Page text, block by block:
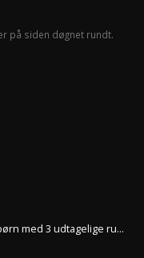
på siden døgnet rundt.
Noui Noui madkasse til børn med 3 udtagelige rum – Sort